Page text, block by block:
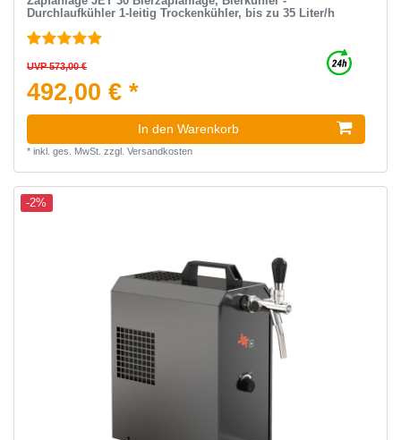
Durchlaufkühler 1-leitig Trockenkühler, bis zu 35 Liter/h
UVP 573,00 €
492,00 € *
In den Warenkorb
* inkl. ges. MwSt. zzgl. Versandkosten
-2%